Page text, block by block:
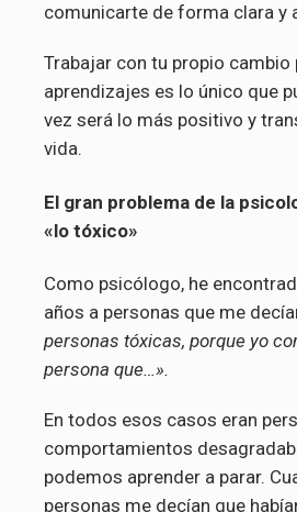
comunicarte de forma clara y
Trabajar con tu propio cambio
aprendizajes es lo único que
vez será lo más positivo y
vida.
El gran problema de la
«lo tóxico»
Como psicólogo, he
años a personas que me
personas tóxicas, porque yo
persona que…».
En todos esos casos eran
comportamientos
podemos aprender a parar.
personas me decían que